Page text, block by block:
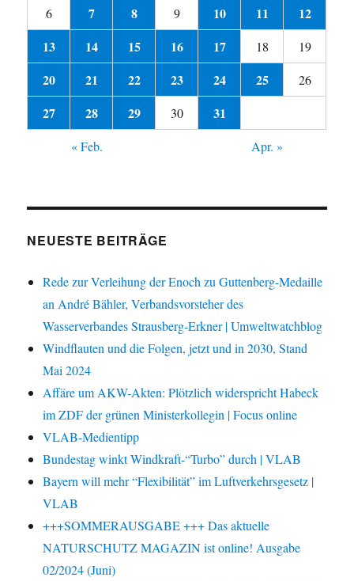
6 7 8 9 10 11
12
13
14 15 16 17 18 19
20 21 22 23 24 25 26
27 28 29 30 31
« Feb. Apr. »
NEUESTE BEITRÄGE
Rede zur Verleihung der Enoch zu Guttenberg-Medaille
an André Bähler, Verbandsvorsteher des
Wasserverbandes Strausberg-Erkner | Umweltwatchblog
Windflauten und die Folgen, jetzt und in 2030, Stand
Mai 2024
Affäre um AKW-Akten: Plötzlich widerspricht Habeck
im ZDF der grünen Ministerkollegin | Focus online
VLAB-Medientipp
Bundestag winkt Windkraft-“Turbo” durch | VLAB
Bayern will mehr “Flexibilität” im Luftverkehrsgesetz |
VLAB
+++SOMMERAUSGABE +++ Das aktuelle
NATURSCHUTZ MAGAZIN ist online! Ausgabe
02/2024 (Juni)